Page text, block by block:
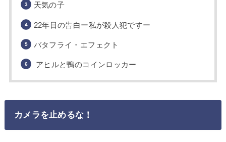
天気の子
22年目の告白ー私が殺人犯ですー
バタフライ・エフェクト
アヒルと鴨のコインロッカー
カメラを止めるな！